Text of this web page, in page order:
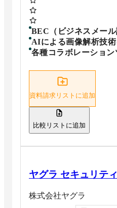
BEC（ビジネスメー
AIによる画像解析技
各種コラボレーショ
資料請求リストに追加
比較リストに追加
ヤグラ セキュリテ
株式会社ヤグラ